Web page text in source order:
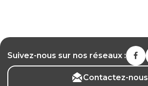
Suivez-nous sur nos réseaux :
Contactez-nous